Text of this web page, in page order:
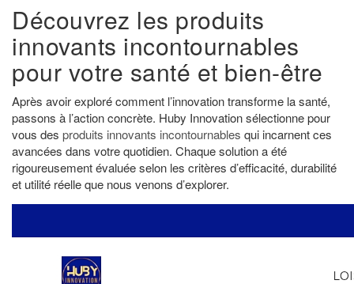
Découvrez les produits
innovants incontournables
pour votre santé et bien-être
Après avoir exploré comment l’innovation transforme la santé,
passons à l’action concrète. Huby Innovation sélectionne pour
vous des produits innovants incontournables qui incarnent ces
avancées dans votre quotidien. Chaque solution a été
rigoureusement évaluée selon les critères d’efficacité, durabilité
et utilité réelle que nous venons d’explorer.